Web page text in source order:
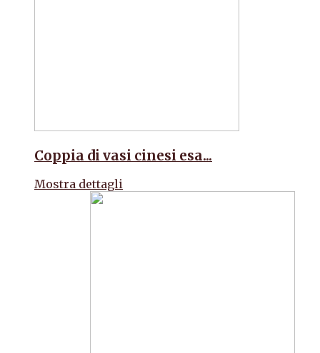
Coppia di vasi cinesi esa...
Mostra dettagli